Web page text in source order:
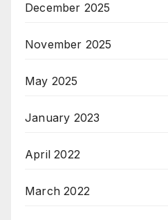
December 2025
November 2025
May 2025
January 2023
April 2022
March 2022